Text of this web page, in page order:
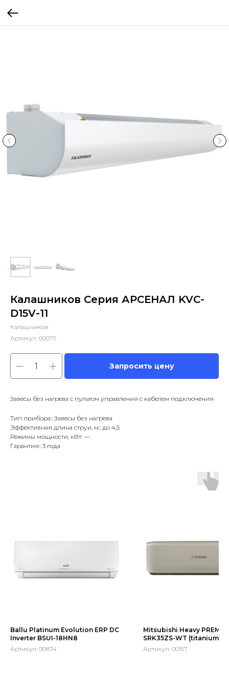
Калашников Серия АРСЕНАЛ KVC-
D15V-11
Калашников
Артикул: 00075
Запросить цену
Завесы без нагрева с пультом управления с кабелем подключения
Тип прибора:: Завесы без нагрева
Эффективная длина струи, м:: до 4,5
Режимы мощности, кВт: —
Гарантия:: 3 года
Ballu Platinum Evolution ERP DC
Inverter BSUI-18HN8
Артикул: 00874
Mitsubishi Heavy
SRK35ZS-WT (titanium)
Артикул: 00157